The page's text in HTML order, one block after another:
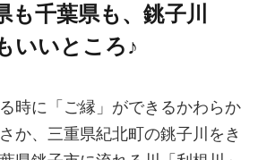
も千葉県も、銚子川
いいところ♪
時に「ご縁」ができるかわらか
か、三重県紀北町の銚子川をき